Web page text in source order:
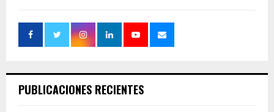
PUBLICACIONES RECIENTES